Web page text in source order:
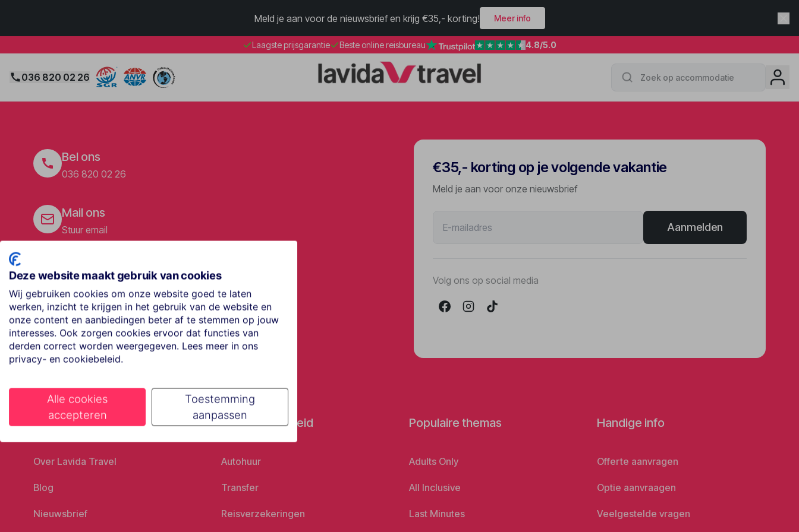
Meld je aan voor de nieuwsbrief en krijg €35,- korting! Meer info
Laagste prijsgarantie Beste online reisbureau 4.8/5.0
036 820 02 26
Bel ons
036 820 02 26
Mail ons
Stuur email
Maak een afspraak
Eenvoudig wanneer het uitkomt
Offerte aanvragen
Vraag offerte aan
€35,- korting op je volgende vakantie
Meld je aan voor onze nieuwsbrief
Aanmelden
Volg ons op social media
Ons bedrijf
Over Lavida Travel
Blog
Nieuwsbrief
Goed voorbereid
Autohuur
Transfer
Reisverzekeringen
Populaire themas
Adults Only
All Inclusive
Last Minutes
Handige info
Offerte aanvragen
Optie aanvraagen
Veelgestelde vragen
Deze website maakt gebruik van cookies
Wij gebruiken cookies om onze website goed te laten
werken, inzicht te krijgen in het gebruik van de website en
onze content en aanbiedingen beter af te stemmen op jouw
interesses. Ook zorgen cookies ervoor dat functies van
derden correct worden weergegeven. Lees meer in ons
privacy- en cookiebeleid.
Alle cookies
accepteren
Toestemming
aanpassen